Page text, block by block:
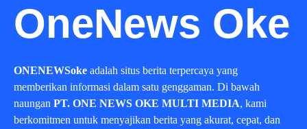
OneNews Oke
ONENEWSoke adalah situs berita terpercaya yang
memberikan informasi dalam satu genggaman. Di bawah
naungan PT. ONE NEWS OKE MULTI MEDIA, kami
berkomitmen untuk menyajikan berita yang akurat, cepat, dan